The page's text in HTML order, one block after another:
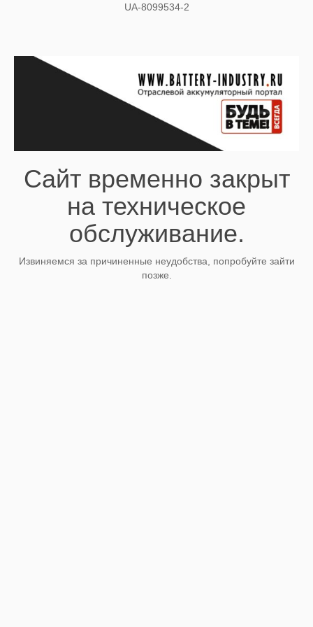
UA-8099534-2
Сайт временно закрыт
на техническое
обслуживание.
Извиняемся за причиненные неудобства, попробуйте зайти
позже.